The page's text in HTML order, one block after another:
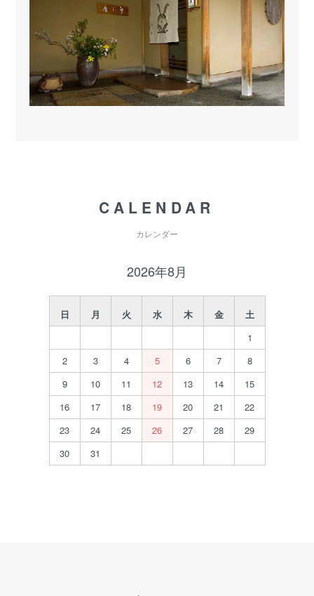
CALENDAR
カレンダー
2026年8月
日 月 火 水 木 金
土
1
2
3 4 5 6 7
8
9
10 11 12 13 14
15
16
17 18 19 20 21
22
23
24 25 26 27 28
29
30
31